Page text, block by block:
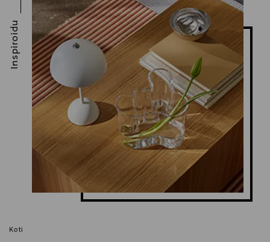
Avainsanat
moomin, muumi, muki, R muki, R-kirjain,
nimikkomuki, kirjainmuki, aakkoskokoelma,
muumimuki, kahvikuppi, arabia muumit
Koti
Inspiroidu